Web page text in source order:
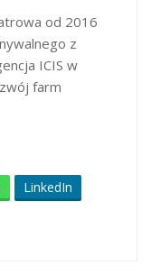
od 2016
z
ICIS w
farm
LinkedIn